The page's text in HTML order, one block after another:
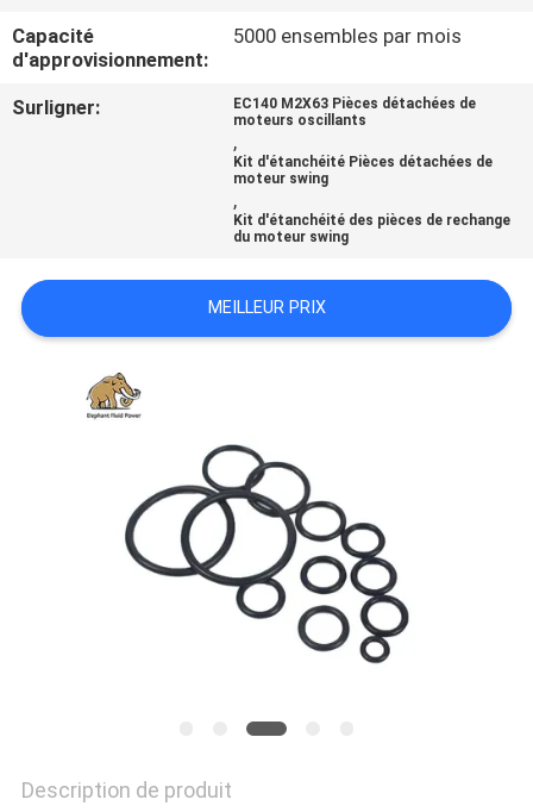
NOUVELLES
CAS
SITE
PRIVACY
POLICY
Capacité
d'approvisionnement:
5000 ensembles par mois
Surligner:
EC140 M2X63 Pièces détachées de
moteurs oscillants
,
Kit d'étanchéité Pièces détachées de
moteur swing
,
Kit d'étanchéité des pièces de rechange
du moteur swing
MEILLEUR PRIX
Description de produit